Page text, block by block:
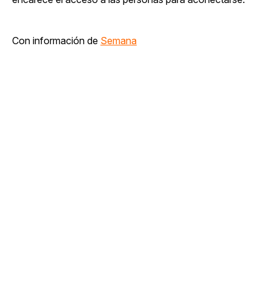
Con información de Semana